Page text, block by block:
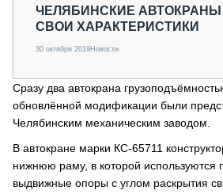
О ПРОЕКТЕ
ЧЕЛЯБИНСКИЕ
СВОИ ХАРАКТЕРИСТИКИ
30 октября 2019Новости
Сразу два автокрана
обновлённой модификации были
Челябинским механическим заводом.
В автокране марки КС-65711
нижнюю раму, в которой используются
выдвижные опоры с углом раскрытия